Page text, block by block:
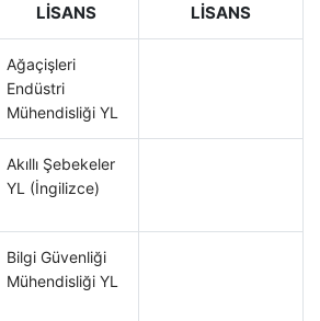
LİSANS
LİSANS
Ağaçişleri
Endüstri
Mühendisliği YL
Akıllı Şebekeler
YL (İngilizce)
Bilgi Güvenliği
Mühendisliği YL